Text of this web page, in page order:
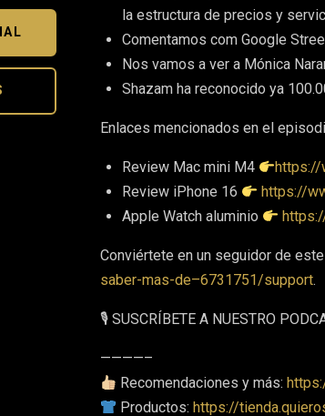
la estructura de precios y
Comentamos com Google
Nos vamos a ver a Mónica
Shazam ha reconocido ya
Enlaces mencionados en el
Review Mac mini M4
https://
Review iPhone 16
https://
Apple Watch aluminio
Conviértete en un seguidor de
saber-mas-de–6731751/support.
🎙 SUSCRÍBETE A NUESTRO
————–
Recomendaciones y más:
Productos:https://